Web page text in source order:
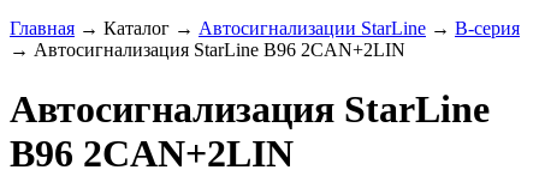
Главная → Каталог → Автосигнализации StarLine → B-серия
→ Автосигнализация StarLine B96 2CAN+2LIN
Автосигнализация StarLine
B96 2CAN+2LIN